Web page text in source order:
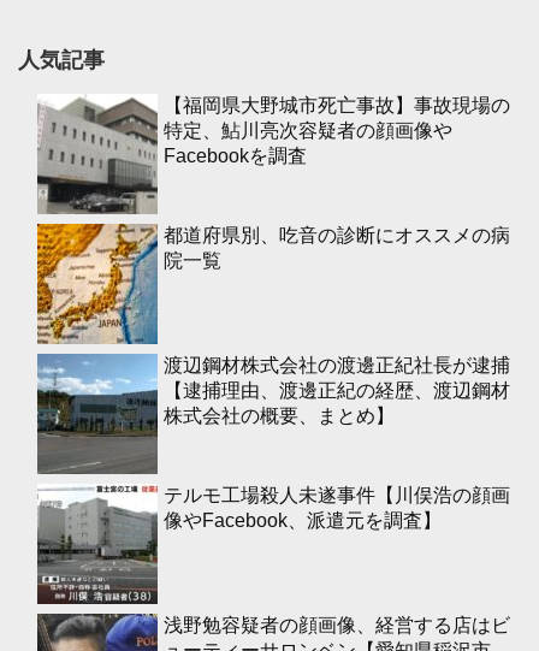
人気記事
【福岡県大野城市死亡事故】事故現場の
特定、鮎川亮次容疑者の顔画像や
Facebookを調査
都道府県別、吃音の診断にオススメの病
院一覧
渡辺鋼材株式会社の渡邊正紀社長が逮捕
【逮捕理由、渡邊正紀の経歴、渡辺鋼材
株式会社の概要、まとめ】
テルモ工場殺人未遂事件【川俣浩の顔画
像やFacebook、派遣元を調査】
浅野勉容疑者の顔画像、経営する店はビ